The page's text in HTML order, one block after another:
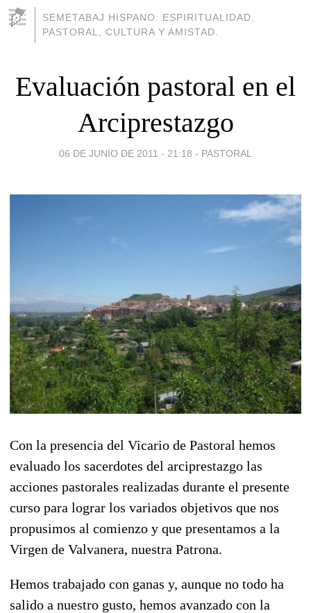
SEMETABAJ HISPANO: ESPIRITUALIDAD,
PASTORAL, CULTURA Y AMISTAD.
Evaluación pastoral en el
Arciprestazgo
06 DE JUNIO DE 2011 - 21:18 - PASTORAL
Con la presencia del Vicario de Pastoral hemos
evaluado los sacerdotes del arciprestazgo las
acciones pastorales realizadas durante el presente
curso para lograr los variados objetivos que nos
propusimos al comienzo y que presentamos a la
Virgen de Valvanera, nuestra Patrona.
Hemos trabajado con ganas y, aunque no todo ha
salido a nuestro gusto, hemos avanzado con la